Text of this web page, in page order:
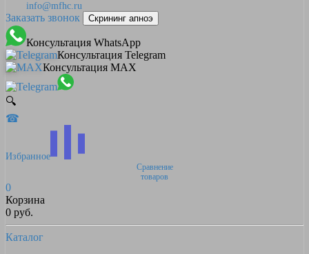
info@mfhc.ru
Заказать звонок Скрининг апноэ
Консультация WhatsApp
Консультация Telegram
Консультация MAX
🔍
☎
Избранное
Сравнение
товаров
0
Корзина
0 руб.
Каталог